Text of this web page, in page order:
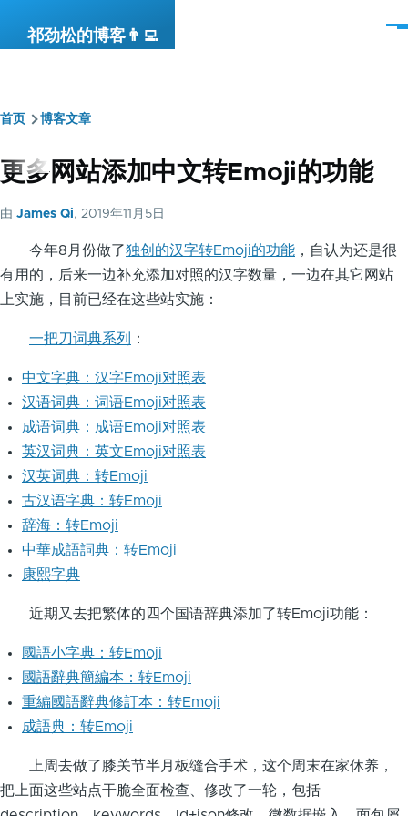
祁劲松的博客👨‍💻
菜
面
包
屑
首页 博客文章
更多网站添加中文转Emoji的功能
由 James Qi, 2019年11月5日
今年8月份做了独创的汉字转Emoji的功能 ，自认为还是很
有用的，后来一边补充添加对照的汉字数量，一边在其它网站
上实施，目前已经在这些站实施：
一把刀词典系列 ：
中文字典：汉字Emoji对照表
汉语词典：词语Emoji对照表
成语词典：成语Emoji对照表
英汉词典：英文Emoji对照表
汉英词典：转Emoji
古汉语字典：转Emoji
辞海：转Emoji
中華成語詞典：转Emoji
康熙字典
近期又去把繁体的四个国语辞典添加了转Emoji功能：
國語小字典：转Emoji
國語辭典簡編本：转Emoji
重編國語辭典修訂本：转Emoji
成語典：转Emoji
上周去做了膝关节半月板缝合手术，这个周末在家休养，
把上面这些站点干脆全面检查、修改了一轮，包括